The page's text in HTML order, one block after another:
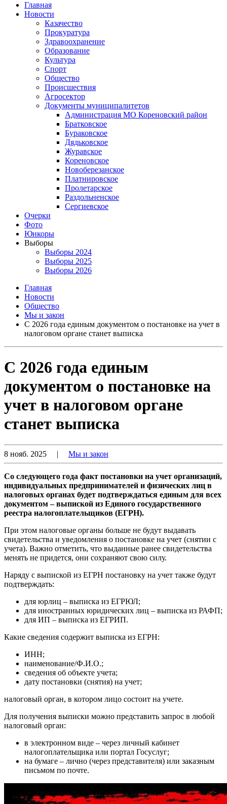
Главная
Новости
Казачество
Прокуратура
Здравоохранение
Образование
Культура
Спорт
Общество
Происшествия
Агросектор
Документы муниципалитетов
Администрация МО Кореновский район
Братковское
Бураковское
Дядьковское
Журавское
Кореновское
Новоберезанское
Платнировское
Пролетарское
Раздольненское
Сергиевское
Очерки
Фото
Юнкоры
Выборы
Выборы 2024
Выборы 2025
Выборы 2026
Главная
Новости
Общество
Мы и закон
С 2026 года единым документом о постановке на учет в
налоговом органе станет выписка
С 2026 года единым
документом о постановке на
учет в налоговом органе
станет выписка
8 нояб. 2025 | Мы и закон
Со следующего года факт постановки на учет организаций,
индивидуальных предпринимателей и физических лиц в
налоговых органах будет подтверждаться единым для всех
документом – выпиской из Единого государственного
реестра налогоплательщиков (ЕГРН).
При этом налоговые органы больше не будут выдавать
свидетельства и уведомления о постановке на учет (снятии с
учета). Важно отметить, что выданные ранее свидетельства
менять не придется, они сохраняют свою силу.
Наряду с выпиской из ЕГРН постановку на учет также будут
подтверждать:
для юрлиц – выписка из ЕГРЮЛ;
для иностранных юридических лиц – выписка из РАФП;
для ИП – выписка из ЕГРИП.
Какие сведения содержит выписка из ЕГРН:
ИНН;
наименование/Ф.И.О.;
сведения об объекте учета;
дату постановки (снятия) на учет;
налоговый орган, в котором лицо состоит на учете.
Для получения выписки можно представить запрос в любой
налоговый орган:
в электронном виде – через личный кабинет
налогоплательщика или портал Госуслуг;
на бумаге – лично (через представителя) или заказным
письмом по почте.